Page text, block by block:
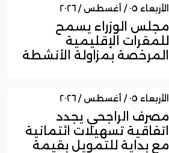
الأربعاء ٠٥ / أغسطس / ٢٠٢٦
مجلس الوزراء يسمح
للمقرات الإقليمية
المرخصة بمزاولة الأنشطة
الأربعاء ٠٥ / أغسطس / ٢٠٢٦
مصرف الراجحي يجدد
اتفاقية تسهيلات ائتمانية
مع بداية للتمويل بقيمة